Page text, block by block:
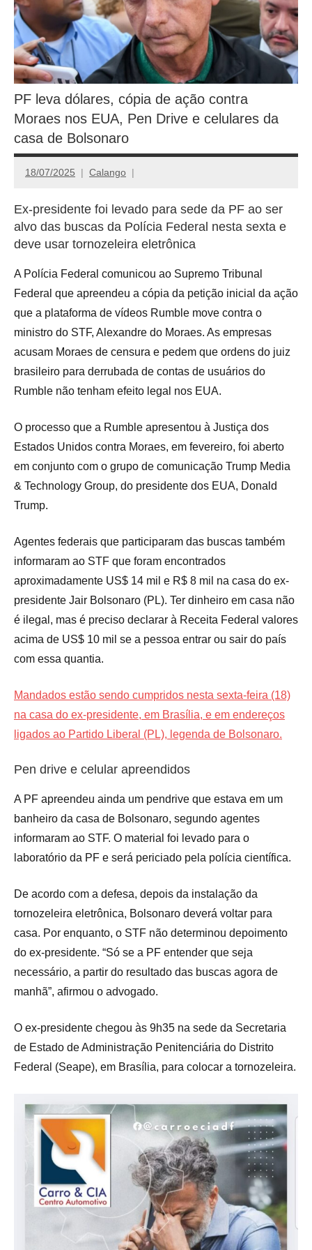
PF leva dólares, cópia de ação contra
Moraes nos EUA, Pen Drive e celulares da
casa de Bolsonaro
18/07/2025 Calango
Ex-presidente foi levado para sede da PF ao ser
alvo das buscas da Polícia Federal nesta sexta e
deve usar tornozeleira eletrônica
A Polícia Federal comunicou ao Supremo Tribunal
Federal que apreendeu a cópia da petição inicial da ação
que a plataforma de vídeos Rumble move contra o
ministro do STF, Alexandre do Moraes. As empresas
acusam Moraes de censura e pedem que ordens do juiz
brasileiro para derrubada de contas de usuários do
Rumble não tenham efeito legal nos EUA.
O processo que a Rumble apresentou à Justiça dos
Estados Unidos contra Moraes, em fevereiro, foi aberto
em conjunto com o grupo de comunicação Trump Media
& Technology Group, do presidente dos EUA, Donald
Trump.
Agentes federais que participaram das buscas também
informaram ao STF que foram encontrados
aproximadamente US$ 14 mil e R$ 8 mil na casa do ex-
presidente Jair Bolsonaro (PL). Ter dinheiro em casa não
é ilegal, mas é preciso declarar à Receita Federal valores
acima de US$ 10 mil se a pessoa entrar ou sair do país
com essa quantia.
Mandados estão sendo cumpridos nesta sexta-feira (18)
na casa do ex-presidente, em Brasília, e em endereços
ligados ao Partido Liberal (PL), legenda de Bolsonaro.
Pen drive e celular apreendidos
A PF apreendeu ainda um pendrive que estava em um
banheiro da casa de Bolsonaro, segundo agentes
informaram ao STF. O material foi levado para o
laboratório da PF e será periciado pela polícia científica.
De acordo com a defesa, depois da instalação da
tornozeleira eletrônica, Bolsonaro deverá voltar para
casa. Por enquanto, o STF não determinou depoimento
do ex-presidente. “Só se a PF entender que seja
necessário, a partir do resultado das buscas agora de
manhã”, afirmou o advogado.
O ex-presidente chegou às 9h35 na sede da Secretaria
de Estado de Administração Penitenciária do Distrito
Federal (Seape), em Brasília, para colocar a tornozeleira.